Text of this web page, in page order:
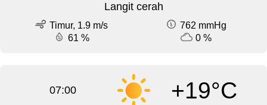
Langit cerah
Timur, 1.9 m/s
762 mmHg
61 %
0 %
07:00 +19°C